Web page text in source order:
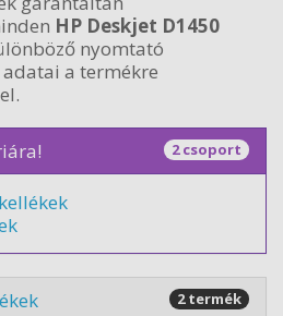
HP Deskjet D1450
nyomtató
a termékre
2 csoport
2 termék